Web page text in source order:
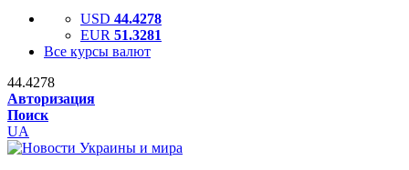
USD 44.4278
EUR 51.3281
Все курсы валют
44.4278
Авторизация
Поиск
UA